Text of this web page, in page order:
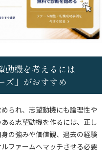
動機を考えるには
ズ」がおすすめ
られ、志望動機にも論理性や
る志望動機を作るには、正し
の強みや価値観、過去の経験
ファームへマッチさせる必要